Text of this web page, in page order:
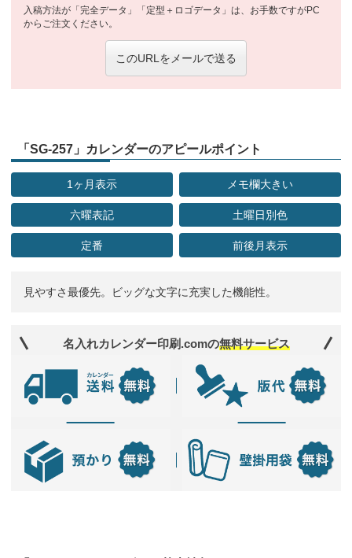
入稿方法が「完全データ」「定型＋ロゴデータ」は、お手数ですがPC
からご注文ください。
このURLをメールで送る
「SG-257」カレンダーのアピールポイント
1ヶ月表示 メモ欄大きい
六曜表記 土曜日別色
定番 前後月表示
見やすさ最優先。ビッグな文字に充実した機能性。
名入れカレンダー印刷.comの無料サービス